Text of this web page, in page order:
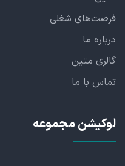
فرصت‌های شغلی
درباره ما
گالری متین
تماس با ما
لوکیشن مجموعه